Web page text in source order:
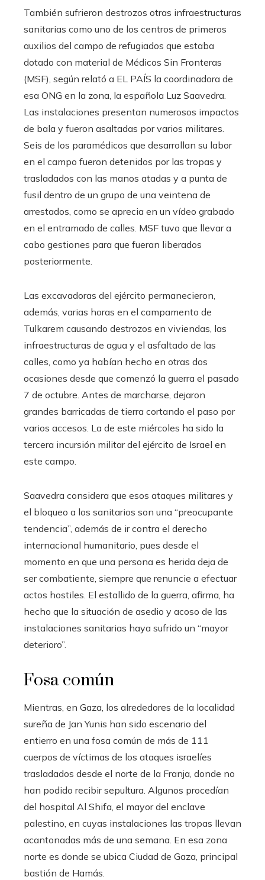
También sufrieron destrozos otras infraestructuras
sanitarias como uno de los centros de primeros
auxilios del campo de refugiados que estaba
dotado con material de Médicos Sin Fronteras
(MSF), según relató a EL PAÍS la coordinadora de
esa ONG en la zona, la española Luz Saavedra.
Las instalaciones presentan numerosos impactos
de bala y fueron asaltadas por varios militares.
Seis de los paramédicos que desarrollan su labor
en el campo fueron detenidos por las tropas y
trasladados con las manos atadas y a punta de
fusil dentro de un grupo de una veintena de
arrestados, como se aprecia en un vídeo grabado
en el entramado de calles. MSF tuvo que llevar a
cabo gestiones para que fueran liberados
posteriormente.
Las excavadoras del ejército permanecieron,
además, varias horas en el campamento de
Tulkarem causando destrozos en viviendas, las
infraestructuras de agua y el asfaltado de las
calles, como ya habían hecho en otras dos
ocasiones desde que comenzó la guerra el pasado
7 de octubre. Antes de marcharse, dejaron
grandes barricadas de tierra cortando el paso por
varios accesos. La de este miércoles ha sido la
tercera incursión militar del ejército de Israel en
este campo.
Saavedra considera que esos ataques militares y
el bloqueo a los sanitarios son una “preocupante
tendencia”, además de ir contra el derecho
internacional humanitario, pues desde el
momento en que una persona es herida deja de
ser combatiente, siempre que renuncie a efectuar
actos hostiles. El estallido de la guerra, afirma, ha
hecho que la situación de asedio y acoso de las
instalaciones sanitarias haya sufrido un “mayor
deterioro”.
Fosa común
Mientras, en Gaza, los alrededores de la localidad
sureña de Jan Yunis han sido escenario del
entierro en una fosa común de más de 111
cuerpos de víctimas de los ataques israelíes
trasladados desde el norte de la Franja, donde no
han podido recibir sepultura. Algunos procedían
del hospital Al Shifa, el mayor del enclave
palestino, en cuyas instalaciones las tropas llevan
acantonadas más de una semana. En esa zona
norte es donde se ubica Ciudad de Gaza, principal
bastión de Hamás.